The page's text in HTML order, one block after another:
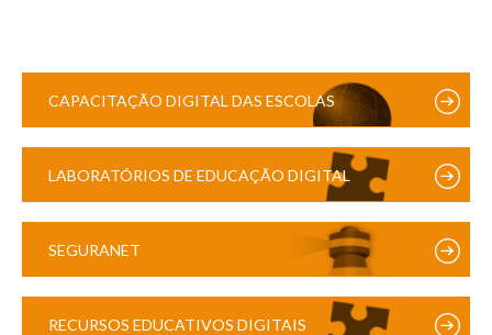
CAPACITAÇÃO DIGITAL DAS ESCOLAS
LABORATÓRIOS DE EDUCAÇÃO DIGITAL
SEGURANET
RECURSOS EDUCATIVOS DIGITAIS